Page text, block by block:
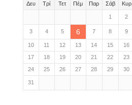
Δευ Τρί Τετ Πέμ Παρ Σάβ Κυρ
1 2
3 4 5 6 7 8 9
10 11 12 13 14 15
16
17
18 19 20 21 22
23
24
25 26 27 28 29 30
31